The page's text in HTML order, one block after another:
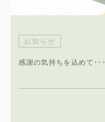
お知らせ
感謝の気持ちを込めて･･･